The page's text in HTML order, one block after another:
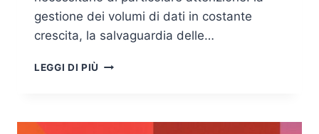
gestione dei volumi di dati in costante
crescita, la salvaguardia delle…
LEGGI DI PIÙ CRIMINALITÀ
L’ANALISI